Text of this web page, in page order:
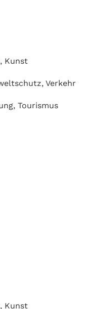
Kunst
Verkehr
Tourismus
Kunst